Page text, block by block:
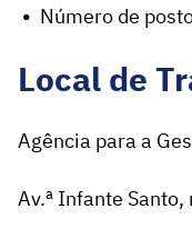
Número de
Local de
Agência para a
Av.ª Infante